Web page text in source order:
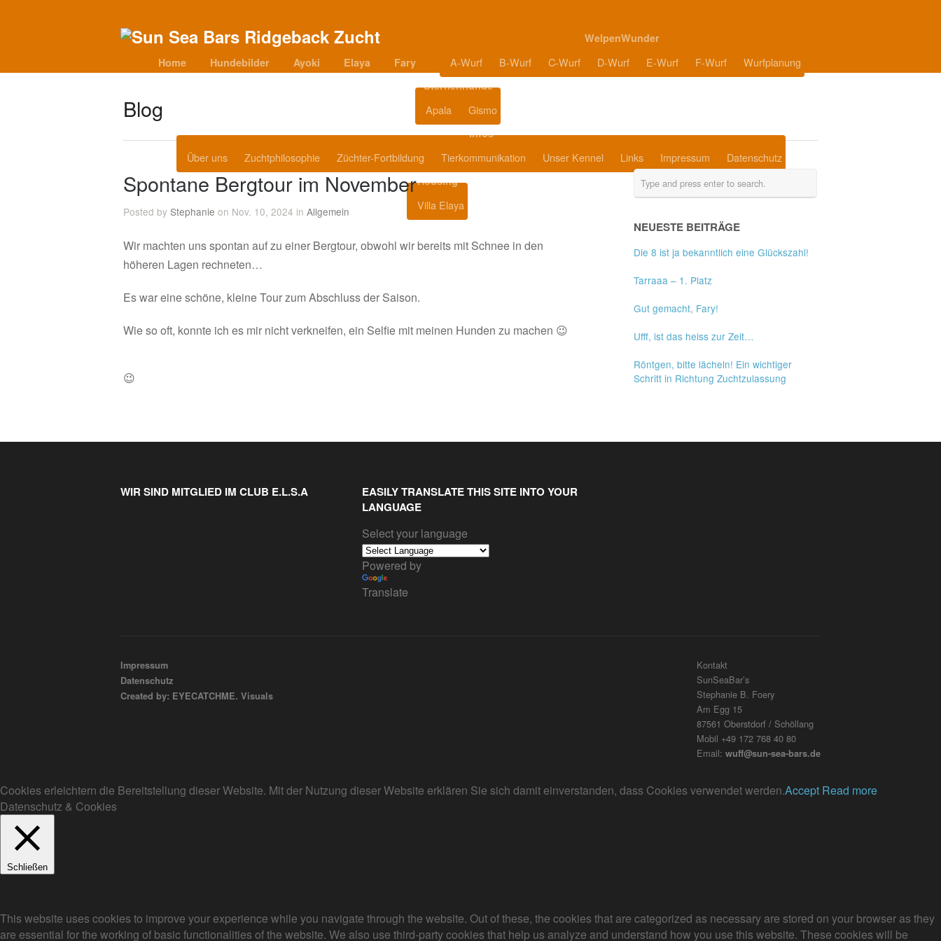
Home Hundebilder Ayoki Elaya Fary
WelpenWunder
A-Wurf B-Wurf C-Wurf D-Wurf E-Wurf F-Wurf Wurfplanung
Sternenhunde
Apala Gismo
Infos
Über uns Zuchtphilosophie Züchter-Fortbildung Tierkommunikation Unser Kennel Links Impressum Datenschutz
Housing
Villa Elaya
Blog
Spontane Bergtour im November
Posted by Stephanie on Nov. 10, 2024 in Allgemein
Wir machten uns spontan auf zu einer Bergtour, obwohl wir bereits mit Schnee in den
höheren Lagen rechneten…
Es war eine schöne, kleine Tour zum Abschluss der Saison.
Wie so oft, konnte ich es mir nicht verkneifen, ein Selfie mit meinen Hunden zu machen 😉
😉
NEUESTE BEITRÄGE
Die 8 ist ja bekanntlich eine Glückszahl!
Tarraaa – 1. Platz
Gut gemacht, Fary!
Ufff, ist das heiss zur Zeit…
Röntgen, bitte lächeln! Ein wichtiger
Schritt in Richtung Zuchtzulassung
WIR SIND MITGLIED IM CLUB E.L.S.A
EASILY TRANSLATE THIS SITE INTO YOUR
LANGUAGE
Select your language
Powered by
Translate
Impressum
Datenschutz
Created by: EYECATCHME. Visuals
Kontakt
SunSeaBar’s
Stephanie B. Foery
Am Egg 15
87561 Oberstdorf / Schöllang
Mobil +49 172 768 40 80
Email: wuff@sun-sea-bars.de
Cookies erleichtern die Bereitstellung dieser Website. Mit der Nutzung dieser Website erklären Sie sich damit einverstanden, dass Cookies verwendet werden.Accept Read more
Datenschutz & Cookies
Schließen
This website uses cookies to improve your experience while you navigate through the website. Out of these, the cookies that are categorized as necessary are stored on your browser as they
are essential for the working of basic functionalities of the website. We also use third-party cookies that help us analyze and understand how you use this website. These cookies will be